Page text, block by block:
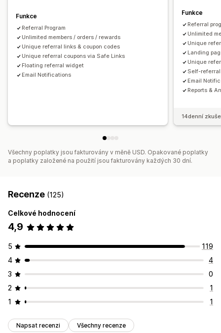
Sledování v reálném čase
Prostředí pro affiliate partnery
Vlastní panely Vytváření stránek
Vlastní registrace
Značkový portál
Vlastní doména
Vlastní prosazování značky
Funkce
Referral Program
Unlimited members / orders / rewards
Unique referral links & coupon codes
Unique referral coupons via Safe Links
Floating referral widget
Email Notifications
Funkce
Referral
Unlimited
Unique
Landing
Unique
Self-
Email
Reports &
14denní
Všechny poplatky jsou fakturovány v měně USD. Opakované poplatky
a poplatky založené na použití jsou fakturovány každých 30 dní.
Recenze (125)
Celkové hodnocení
4,9
5
119
4
4
3
0
2
1
1
1
Napsat recenzi Všechny recenze